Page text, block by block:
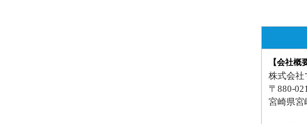
【会社概
株式会
〒880-
宮崎県宮